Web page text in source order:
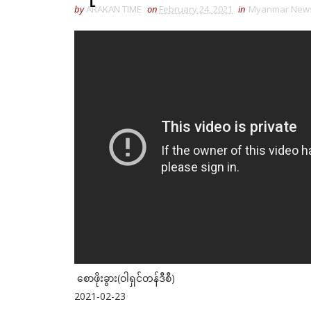
byARAKAN TIME on February 24, 2021 in Myanmar
စောဖိုးခွား(ဝါရှင်တန်ဒီစီ)
2021-02-23